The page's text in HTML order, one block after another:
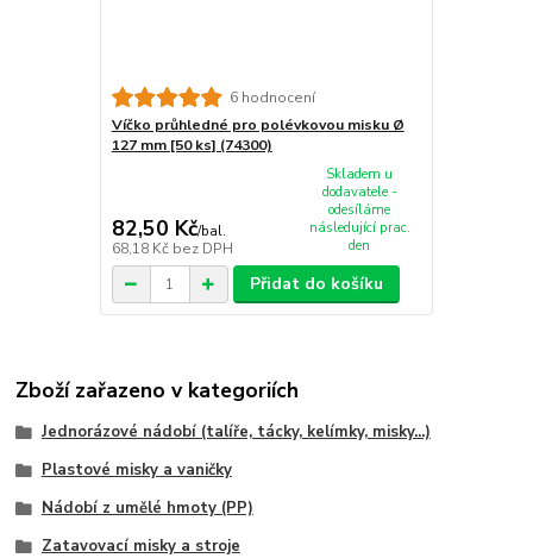
6 hodnocení
Víčko průhledné pro polévkovou misku Ø
127 mm [50 ks] (74300)
82,50 Kč/bal.
68,18 Kč bez DPH
Skladem u
dodavatele -
odesíláme
následující prac.
den
Přidat do košíku
Zboží zařazeno v kategoriích
Jednorázové nádobí (talíře, tácky, kelímky, misky...)
Plastové misky a vaničky
Nádobí z umělé hmoty (PP)
Zatavovací misky a stroje